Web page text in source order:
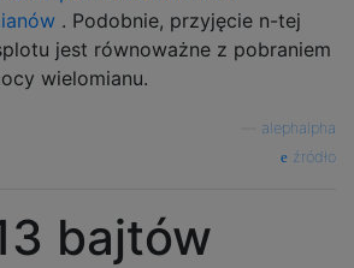
. Podobnie, przyjęcie n-tej
jest równoważne z pobraniem
wielomianu.
alephalpha
źródło
bajtów